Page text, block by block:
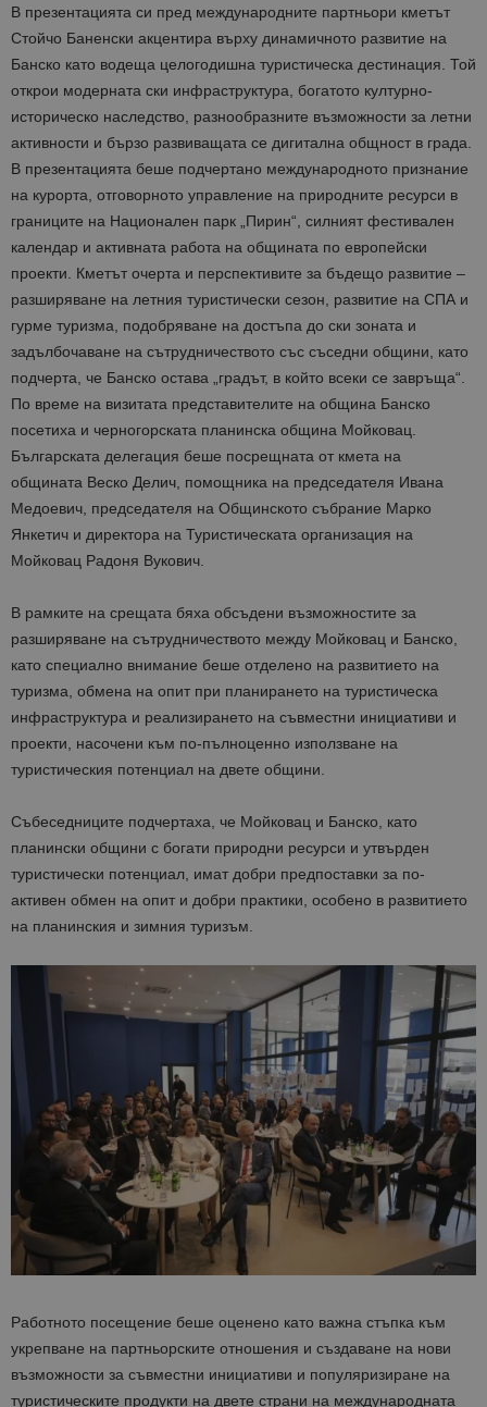
В презентацията си пред международните партньори кметът
Стойчо Баненски акцентира върху динамичното развитие на
Банско като водеща целогодишна туристическа дестинация. Той
открои модерната ски инфраструктура, богатото културно-
историческо наследство, разнообразните възможности за летни
активности и бързо развиващата се дигитална общност в града.
В презентацията беше подчертано международното признание
на курорта, отговорното управление на природните ресурси в
границите на Национален парк „Пирин“, силният фестивален
календар и активната работа на общината по европейски
проекти. Кметът очерта и перспективите за бъдещо развитие –
разширяване на летния туристически сезон, развитие на СПА и
гурме туризма, подобряване на достъпа до ски зоната и
задълбочаване на сътрудничеството със съседни общини, като
подчерта, че Банско остава „градът, в който всеки се завръща“.
По време на визитата представителите на община Банско
посетиха и черногорската планинска община Мойковац.
Българската делегация беше посрещната от кмета на
общината Веско Делич, помощника на председателя Ивана
Медоевич, председателя на Общинското събрание Марко
Янкетич и директора на Туристическата организация на
Мойковац Радоня Вукович.
В рамките на срещата бяха обсъдени възможностите за
разширяване на сътрудничеството между Мойковац и Банско,
като специално внимание беше отделено на развитието на
туризма, обмена на опит при планирането на туристическа
инфраструктура и реализирането на съвместни инициативи и
проекти, насочени към по-пълноценно използване на
туристическия потенциал на двете общини.
Събеседниците подчертаха, че Мойковац и Банско, като
планински общини с богати природни ресурси и утвърден
туристически потенциал, имат добри предпоставки за по-
активен обмен на опит и добри практики, особено в развитието
на планинския и зимния туризъм.
Работното посещение беше оценено като важна стъпка към
укрепване на партньорските отношения и създаване на нови
възможности за съвместни инициативи и популяризиране на
туристическите продукти на двете страни на международната